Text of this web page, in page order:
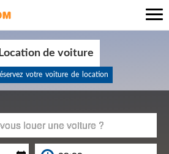
de voiture
votre voiture de location
